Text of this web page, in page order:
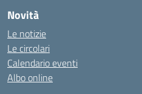
Novità
Le notizie
Le circolari
Calendario eventi
Albo online